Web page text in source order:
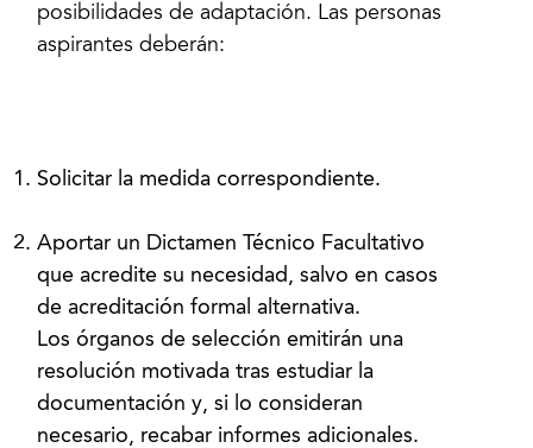
posibilidades de adaptación. Las personas
aspirantes deberán:
Solicitar la medida correspondiente.
Aportar un Dictamen Técnico Facultativo
que acredite su necesidad, salvo en casos
de acreditación formal alternativa.
Los órganos de selección emitirán una
resolución motivada tras estudiar la
documentación y, si lo consideran
necesario, recabar informes adicionales.